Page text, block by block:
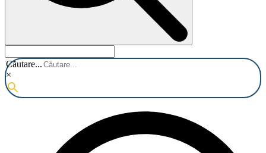
Căutare...
×